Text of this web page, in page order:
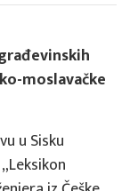
moslavačke
u Sisku